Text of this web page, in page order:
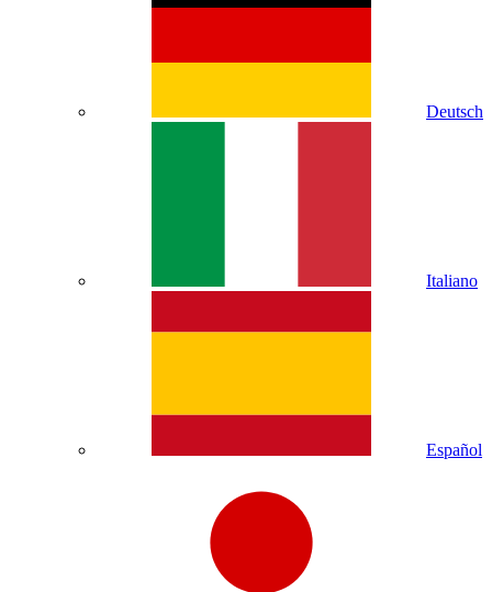
Deutsch
Italiano
Español